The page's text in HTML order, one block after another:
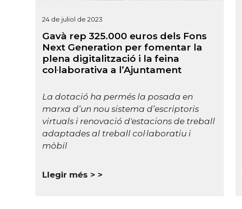
24 de juliol de 2023
Gavà rep 325.000 euros dels Fons
Next Generation per fomentar la
plena digitalització i la feina
col·laborativa a l’Ajuntament
La dotació ha permés la posada en
marxa d’un nou sistema d’escriptoris
virtuals i renovació d'estacions de treball
adaptades al treball col·laboratiu i
mòbil
Llegir més >